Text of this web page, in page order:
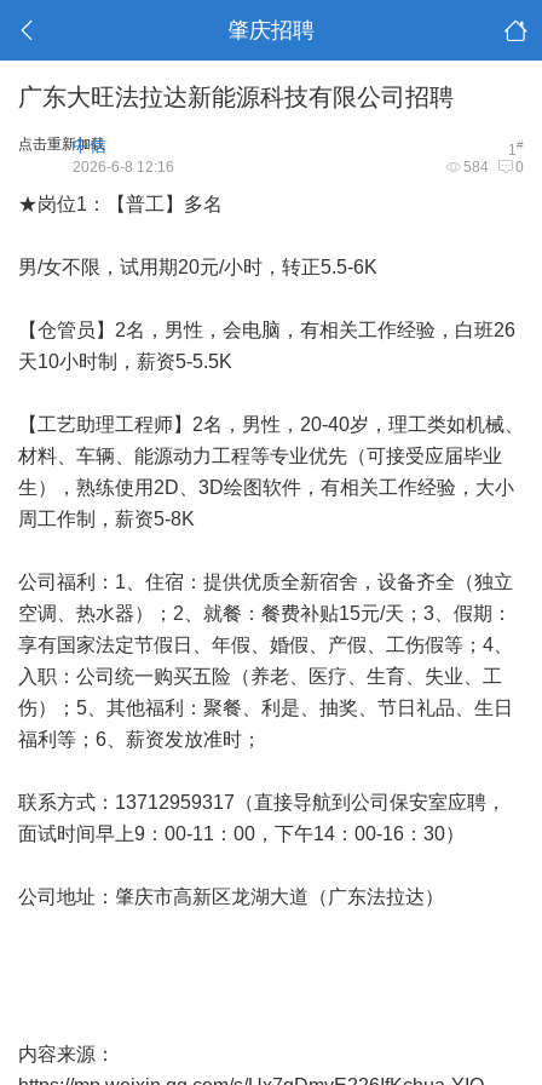
肇庆招聘
广东大旺法拉达新能源科技有限公司招聘
点击重新加载 1#
中信
584 0
2026-6-8 12:16
★岗位1：【普工】多名
男/女不限，试用期20元/小时，转正5.5-6K
【仓管员】2名，男性，会电脑，有相关工作经验，白班26
天10小时制，薪资5-5.5K
【工艺助理工程师】2名，男性，20-40岁，理工类如机械、
材料、车辆、能源动力工程等专业优先（可接受应届毕业
生），熟练使用2D、3D绘图软件，有相关工作经验，大小
周工作制，薪资5-8K
公司福利：1、住宿：提供优质全新宿舍，设备齐全（独立
空调、热水器）；2、就餐：餐费补贴15元/天；3、假期：
享有国家法定节假日、年假、婚假、产假、工伤假等；4、
入职：公司统一购买五险（养老、医疗、生育、失业、工
伤）；5、其他福利：聚餐、利是、抽奖、节日礼品、生日
福利等；6、薪资发放准时；
联系方式：13712959317（直接导航到公司保安室应聘，
面试时间早上9：00-11：00，下午14：00-16：30）
公司地址：肇庆市高新区龙湖大道（广东法拉达）
内容来源：